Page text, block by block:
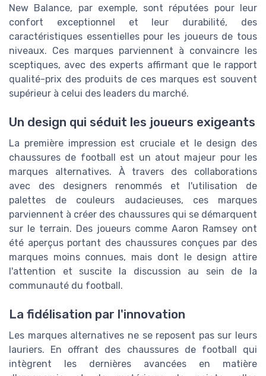
New Balance, par exemple, sont réputées pour leur
confort exceptionnel et leur durabilité, des
caractéristiques essentielles pour les joueurs de tous
niveaux. Ces marques parviennent à convaincre les
sceptiques, avec des experts affirmant que le rapport
qualité-prix des produits de ces marques est souvent
supérieur à celui des leaders du marché.
Un design qui séduit les joueurs exigeants
La première impression est cruciale et le design des
chaussures de football est un atout majeur pour les
marques alternatives. À travers des collaborations
avec des designers renommés et l'utilisation de
palettes de couleurs audacieuses, ces marques
parviennent à créer des chaussures qui se démarquent
sur le terrain. Des joueurs comme Aaron Ramsey ont
été aperçus portant des chaussures conçues par des
marques moins connues, mais dont le design attire
l'attention et suscite la discussion au sein de la
communauté du football.
La fidélisation par l'innovation
Les marques alternatives ne se reposent pas sur leurs
lauriers. En offrant des chaussures de football qui
intègrent les dernières avancées en matière